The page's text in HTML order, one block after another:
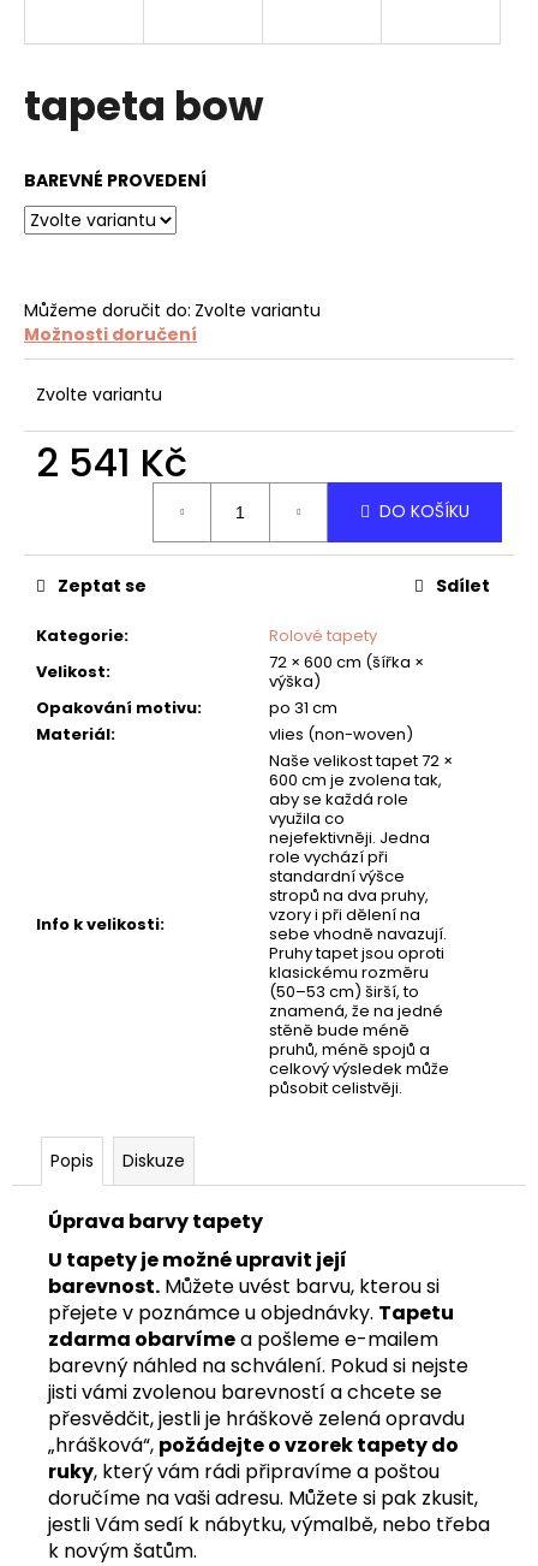
tapeta bow
BAREVNÉ PROVEDENÍ
Můžeme doručit do: Zvolte variantu
Možnosti doručení
Zvolte variantu
2 541 Kč
DO KOŠÍKU
Kategorie:
Rolové tapety
Velikost:
72 × 600 cm (šířka ×
výška)
Opakování motivu:
po 31 cm
Materiál: vlies (non-woven)
Info k velikosti:
Naše velikost tapet 72 ×
600 cm je zvolena tak,
aby se každá role
využila co
nejefektivněji. Jedna
role vychází při
standardní výšce
stropů na dva pruhy,
vzory i při dělení na
sebe vhodně navazují.
Pruhy tapet jsou oproti
klasickému rozměru
(50–53 cm) širší, to
znamená, že na jedné
stěně bude méně
pruhů, méně spojů a
celkový výsledek může
působit celistvěji.
Zeptat se Sdílet
Popis Diskuze
Úprava barvy tapety
U tapety je možné upravit její
barevnost. Můžete uvést barvu, kterou si
přejete v poznámce u objednávky. Tapetu
zdarma obarvímea pošleme e-mailem
barevný náhled na schválení. Pokud si nejste
jisti vámi zvolenou barevností a chcete se
přesvědčit, jestli je hráškově zelená opravdu
„hrášková“, požádejte o vzorek tapetydo
ruky, který vám rádi připravíme a poštou
doručíme na vaši adresu. Můžete si pak zkusit,
jestli Vám sedí k nábytku, výmalbě, nebo třeba
k novým šatům.
í
t
D
o
p
o
e
m
e
DĚTSKÁ